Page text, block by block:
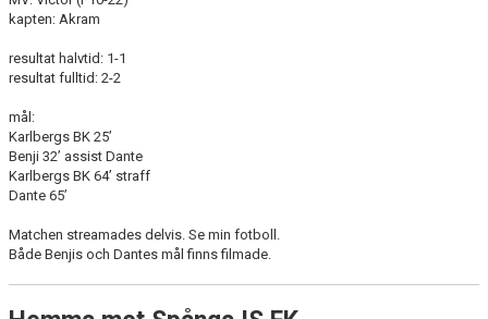
kapten: Akram
resultat halvtid: 1-1
resultat fulltid: 2-2
mål:
Karlbergs BK 25’
Benji 32’ assist Dante
Karlbergs BK 64’ straff
Dante 65’
Matchen streamades delvis. Se min fotboll.
Både Benjis och Dantes mål finns filmade.